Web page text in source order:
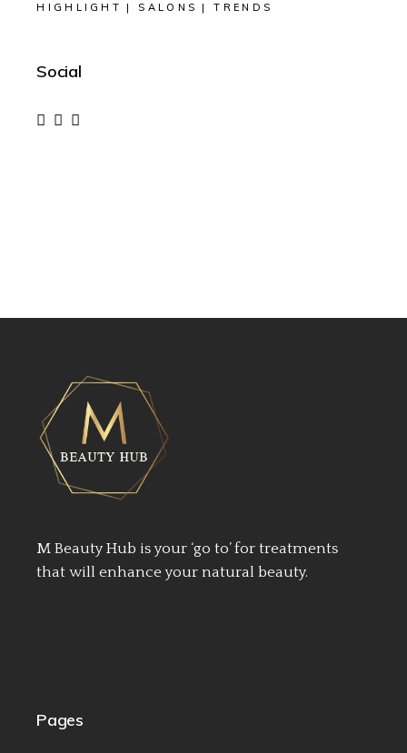
HIGHLIGHT SALONS TRENDS
Social
M Beauty Hub is your ‘go to’ for treatments
that will enhance your natural beauty.
Pages